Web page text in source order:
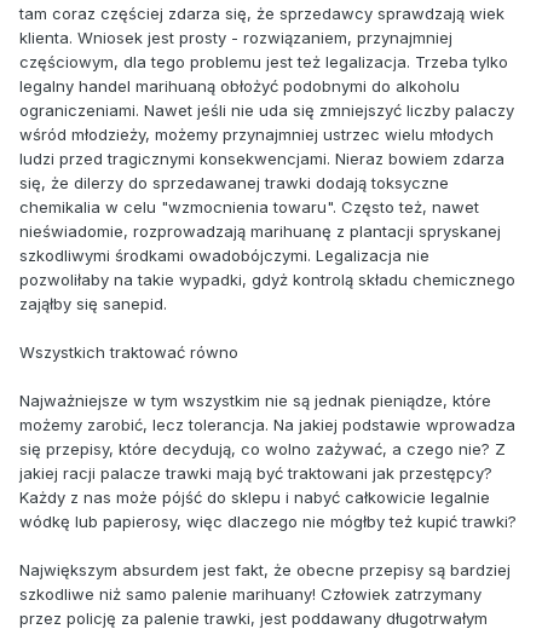
tam coraz częściej zdarza się, że sprzedawcy sprawdzają wiek
klienta. Wniosek jest prosty - rozwiązaniem, przynajmniej
częściowym, dla tego problemu jest też legalizacja. Trzeba tylko
legalny handel marihuaną obłożyć podobnymi do alkoholu
ograniczeniami. Nawet jeśli nie uda się zmniejszyć liczby palaczy
wśród młodzieży, możemy przynajmniej ustrzec wielu młodych
ludzi przed tragicznymi konsekwencjami. Nieraz bowiem zdarza
się, że dilerzy do sprzedawanej trawki dodają toksyczne
chemikalia w celu "wzmocnienia towaru". Często też, nawet
nieświadomie, rozprowadzają marihuanę z plantacji spryskanej
szkodliwymi środkami owadobójczymi. Legalizacja nie
pozwoliłaby na takie wypadki, gdyż kontrolą składu chemicznego
zająłby się sanepid.
Wszystkich traktować równo
Najważniejsze w tym wszystkim nie są jednak pieniądze, które
możemy zarobić, lecz tolerancja. Na jakiej podstawie wprowadza
się przepisy, które decydują, co wolno zażywać, a czego nie? Z
jakiej racji palacze trawki mają być traktowani jak przestępcy?
Każdy z nas może pójść do sklepu i nabyć całkowicie legalnie
wódkę lub papierosy, więc dlaczego nie mógłby też kupić trawki?
Największym absurdem jest fakt, że obecne przepisy są bardziej
szkodliwe niż samo palenie marihuany! Człowiek zatrzymany
przez policję za palenie trawki, jest poddawany długotrwałym